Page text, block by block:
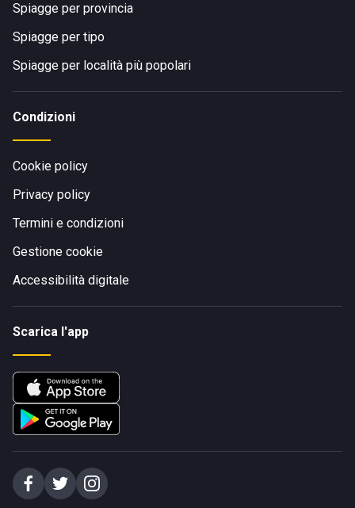
Spiagge per provincia
Spiagge per tipo
Spiagge per località più popolari
Condizioni
Cookie policy
Privacy policy
Termini e condizioni
Gestione cookie
Accessibilità digitale
Scarica l'app